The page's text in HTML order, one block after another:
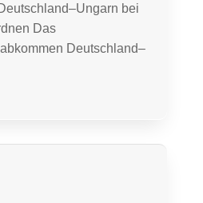
bei
Das
Deutschland–